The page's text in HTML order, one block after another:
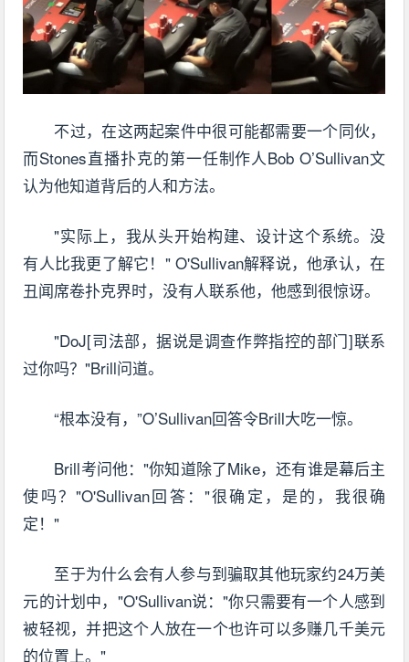
不过，在这两起案件中很可能都需要一个同伙，
而Stones直播扑克的第一任制作人Bob O’Sullivan文
认为他知道背后的人和方法。
"实际上，我从头开始构建、设计这个系统。没
有人比我更了解它！" O'Sullivan解释说，他承认，在
丑闻席卷扑克界时，没有人联系他，他感到很惊讶。
"DoJ[司法部，据说是调查作弊指控的部门]联系
过你吗？"Brill问道。
“根本没有，”O’Sullivan回答令Brill大吃一惊。
Brill考问他："你知道除了Mike，还有谁是幕后主
使吗？"O'Sullivan回答："很确定，是的，我很确
定！"
至于为什么会有人参与到骗取其他玩家约24万美
元的计划中，"O'Sullivan说："你只需要有一个人感到
被轻视，并把这个人放在一个也许可以多赚几千美元
的位置上。"